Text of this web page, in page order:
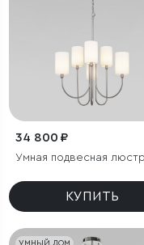
34 800 ₽
Умная подвесная
КУПИТЬ